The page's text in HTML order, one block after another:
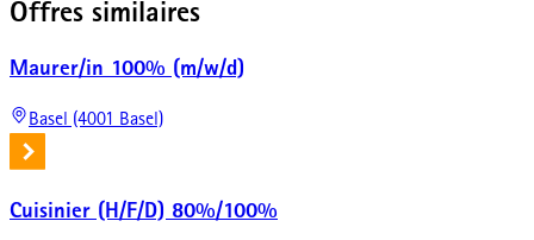
Offres similaires
Maurer/in 100% (m/w/d)
Basel (4001 Basel)
Cuisinier (H/F/D) 80%/100%